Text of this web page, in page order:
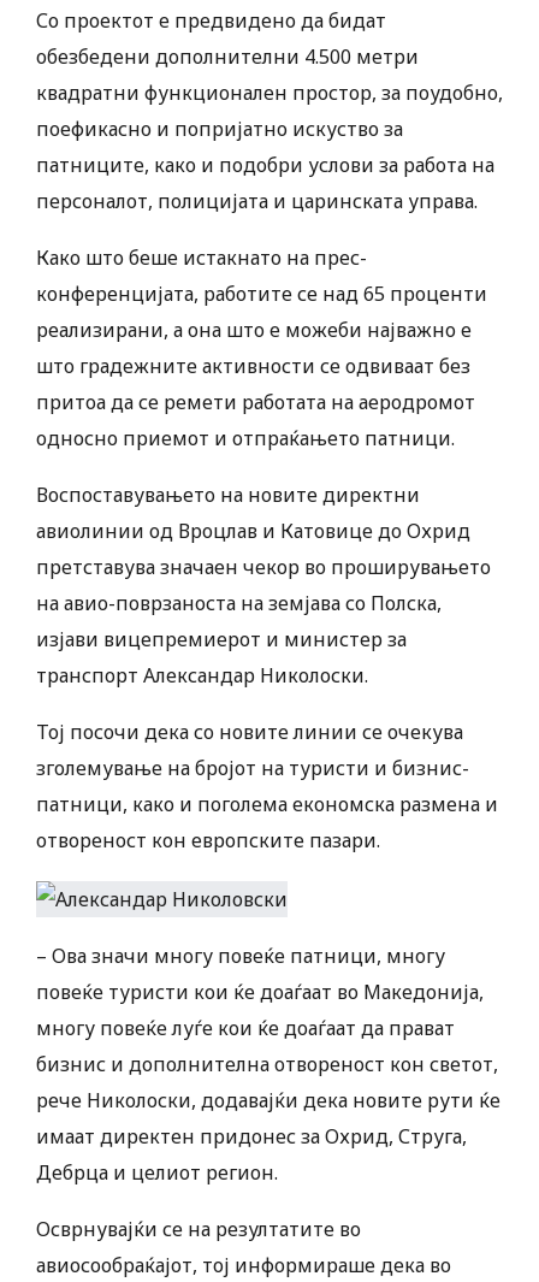
Со проектот е предвидено да бидат
обезбедени дополнителни 4.500 метри
квадратни функционален простор, за поудобно,
поефикасно и попријатно искуство за
патниците, како и подобри услови за работа на
персоналот, полицијата и царинската управа.
Како што беше истакнато на прес-
конференцијата, работите се над 65 проценти
реализирани, а она што е можеби најважно е
што градежните активности се одвиваат без
притоа да се ремети работата на аеродромот
односно приемот и отпраќањето патници.
Воспоставувањето на новите директни
авиолинии од Вроцлав и Катовице до Охрид
претставува значаен чекор во проширувањето
на авио-поврзаноста на земјава со Полска,
изјави вицепремиерот и министер за
транспорт Александар Николоски.
Тој посочи дека со новите линии се очекува
зголемување на бројот на туристи и бизнис-
патници, како и поголема економска размена и
отвореност кон европските пазари.
– Ова значи многу повеќе патници, многу
повеќе туристи кои ќе доаѓаат во Македонија,
многу повеќе луѓе кои ќе доаѓаат да прават
бизнис и дополнителна отвореност кон светот,
рече Николоски, додавајќи дека новите рути ќе
имаат директен придонес за Охрид, Струга,
Дебрца и целиот регион.
Осврнувајќи се на резултатите во
авиосообраќајот, тој информираше дека во